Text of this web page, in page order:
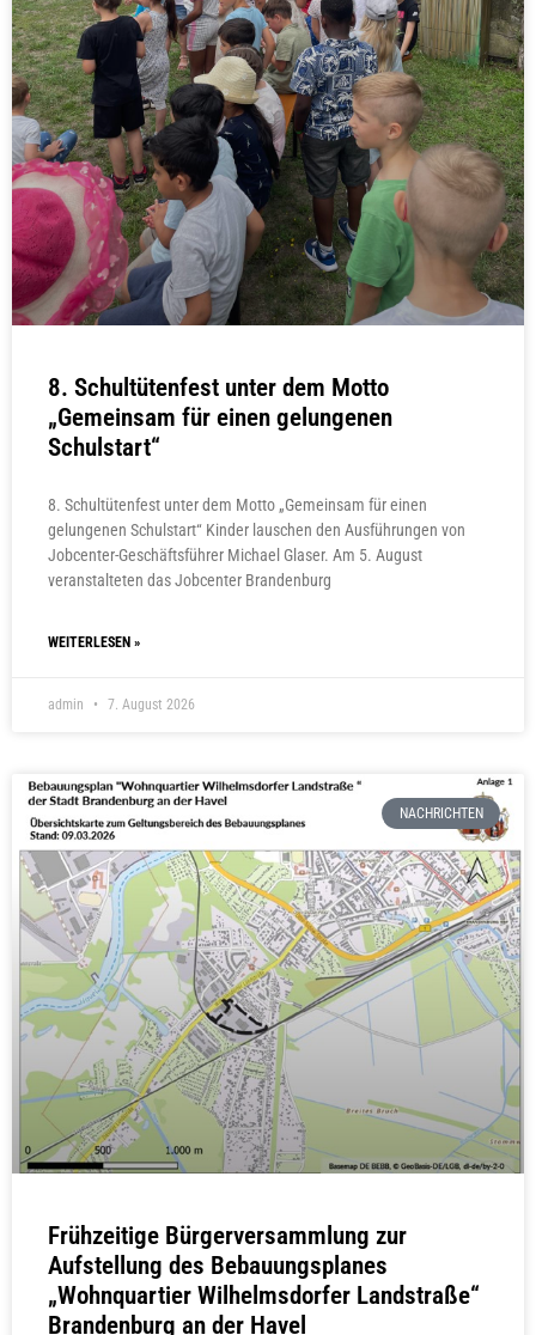
8. Schultütenfest unter dem Motto
„Gemeinsam für einen gelungenen
Schulstart“
8. Schultütenfest unter dem Motto „Gemeinsam für einen
gelungenen Schulstart“ Kinder lauschen den Ausführungen von
Jobcenter-Geschäftsführer Michael Glaser. Am 5. August
veranstalteten das Jobcenter Brandenburg
WEITERLESEN »
admin 7. August 2026
NACHRICHTEN
Frühzeitige Bürgerversammlung zur
Aufstellung des Bebauungsplanes
„Wohnquartier Wilhelmsdorfer Landstraße“
Brandenburg an der Havel